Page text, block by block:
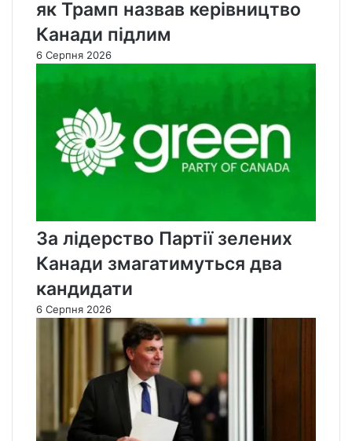
як Трамп назвав керівництво
Канади підлим
6 Серпня 2026
За лідерство Партії зелених
Канади змагатимуться два
кандидати
6 Серпня 2026